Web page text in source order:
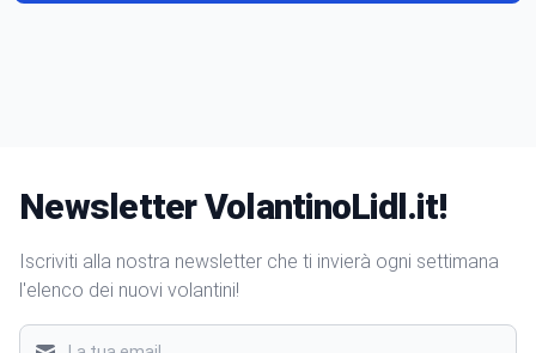
Newsletter VolantinoLidl.it!
Iscriviti alla nostra newsletter che ti invierà ogni settimana
l'elenco dei nuovi volantini!